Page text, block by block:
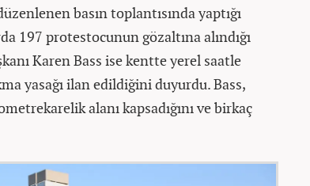
basın toplantısında yaptığı
197 protestocunun gözaltına alındığı
Karen Bass ise kentte yerel saatle
yasağı ilan edildiğini duyurdu. Bass,
alanı kapsadığını ve birkaç